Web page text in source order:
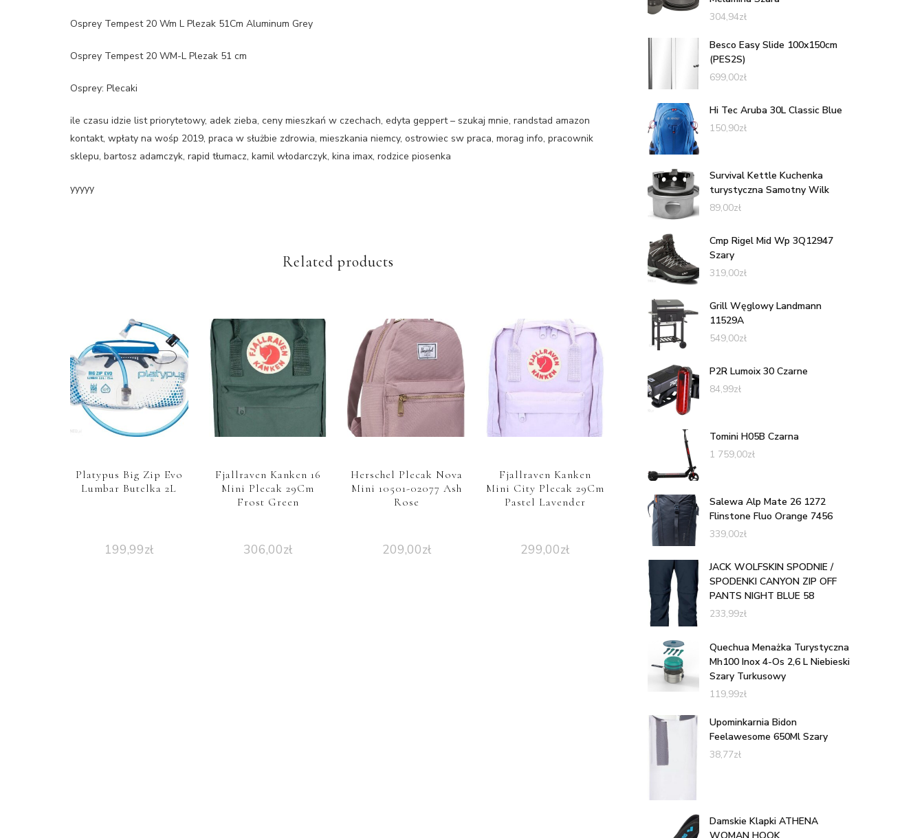
Osprey Tempest 20 Wm L Plezak 51Cm Aluminum Grey
Osprey Tempest 20 WM-L Plezak 51 cm
Osprey: Plecaki
ile czasu idzie list priorytetowy, adek zieba, ceny mieszkań w czechach, edyta geppert – szukaj mnie, randstad amazon
kontakt, wpłaty na wośp 2019, praca w służbie zdrowia, mieszkania niemcy, ostrowiec sw praca, morag info, pracownik
sklepu, bartosz adamczyk, rapid tłumacz, kamil włodarczyk, kina imax, rodzice piosenka
yyyyy
Related products
Platypus Big Zip Evo
Lumbar Butelka 2L
199,99zł
Fjallraven Kanken 16
Mini Plecak 29Cm
Frost Green
306,00zł
Herschel Plecak Nova
Mini 10501-02077 Ash
Rose
209,00zł
Fjallraven Kanken
Mini City Plecak 29Cm
Pastel Lavender
299,00zł
304,94zł
Besco Easy Slide 100x150cm
(PES2S)
699,00zł
Hi Tec Aruba 30L Classic Blue
150,90zł
Survival Kettle Kuchenka
turystyczna Samotny Wilk
89,00zł
Cmp Rigel Mid Wp 3Q12947
Szary
319,00zł
Grill Węglowy Landmann
11529A
549,00zł
P2R Lumoix 30 Czarne
84,99zł
Tomini H05B Czarna
1 759,00zł
Salewa Alp Mate 26 1272
Flinstone Fluo Orange 7456
339,00zł
JACK WOLFSKIN SPODNIE /
SPODENKI CANYON ZIP OFF
PANTS NIGHT BLUE 58
233,99zł
Quechua Menażka Turystyczna
Mh100 Inox 4-Os 2,6 L Niebieski
Szary Turkusowy
119,99zł
Upominkarnia Bidon
Feelawesome 650Ml Szary
38,77zł
Damskie Klapki ATHENA